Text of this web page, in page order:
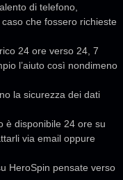
di telefono,
che fossero richieste
24 ore verso 24, 7
l’aiuto così nondimeno
la sicurezza dei dati
è disponibile 24 ore su
via email oppure
HeroSpin pensate verso